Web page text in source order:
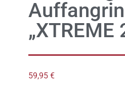
„XTREME
59,95 €